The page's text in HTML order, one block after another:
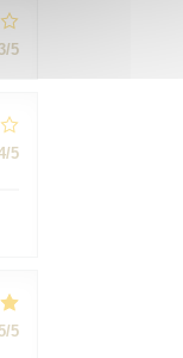
/5
/5
5/5